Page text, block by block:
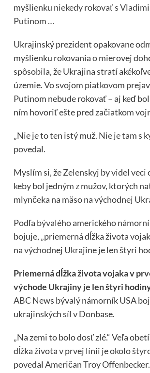
myšlienku niekedy rokovať s
Putinom …
Ukrajinský prezident opakovane
myšlienku rokovania o mierovej
spôsobila, že Ukrajina stratí
územie. Vo svojom piatkovom
Putinom nebude rokovať – aj keď
ním hovoriť ešte pred začiatkom
„Nie je to ten istý muž. Nie je tam s
povedal.
Myslím si, že Zelenskyj by videl veci
keby bol jedným z mužov, ktorých
mlynčeka na mäso na východnej
Podľa bývalého amerického
bojuje, „priemerná dĺžka života
na východnej Ukrajine je len štyri
Priemerná dĺžka života vojaka v
východe Ukrajiny je len štyri
ABC News bývalý námorník USA
ukrajinských síl v Donbase.
„Na zemi to bolo dosť zlé.“ Veľa
dĺžka života v prvej línii je okolo
povedal Američan Troy Offenbecker.